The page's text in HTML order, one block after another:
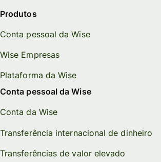
Produtos
Conta pessoal da Wise
Wise Empresas
Plataforma da Wise
Conta pessoal da Wise
Conta da Wise
Transferência internacional de dinheiro
Transferências de valor elevado